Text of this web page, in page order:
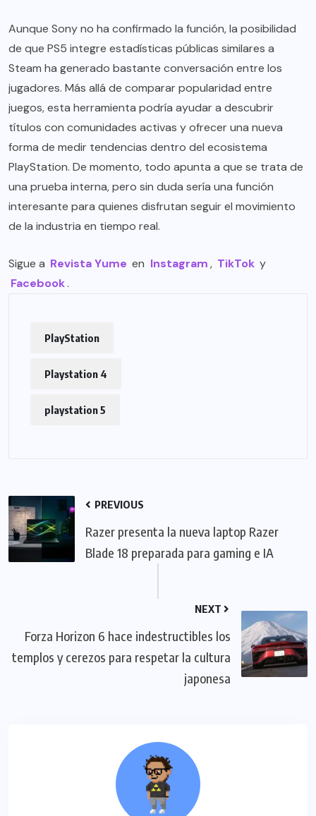
Aunque Sony no ha confirmado la función, la posibilidad
de que PS5 integre estadísticas públicas similares a
Steam ha generado bastante conversación entre los
jugadores. Más allá de comparar popularidad entre
juegos, esta herramienta podría ayudar a descubrir
títulos con comunidades activas y ofrecer una nueva
forma de medir tendencias dentro del ecosistema
PlayStation. De momento, todo apunta a que se trata de
una prueba interna, pero sin duda sería una función
interesante para quienes disfrutan seguir el movimiento
de la industria en tiempo real.
Sigue a Revista Yume en Instagram, TikTok y
Facebook.
PlayStation
Playstation 4
playstation 5
PREVIOUS
Razer presenta la nueva laptop Razer
Blade 18 preparada para gaming e IA
NEXT
Forza Horizon 6 hace indestructibles los
templos y cerezos para respetar la cultura
japonesa